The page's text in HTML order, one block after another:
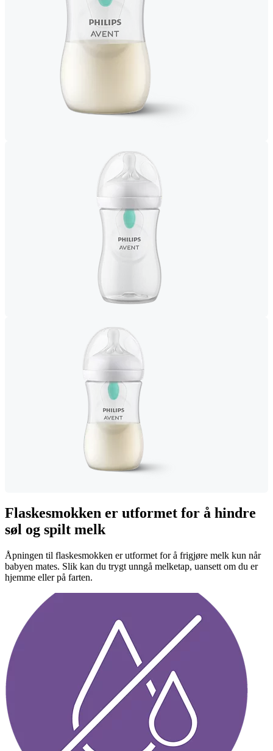
Flaskesmokken er utformet for å hindre
søl og spilt melk
Åpningen til flaskesmokken er utformet for å frigjøre melk kun når
babyen mates. Slik kan du trygt unngå melketap, uansett om du er
hjemme eller på farten.